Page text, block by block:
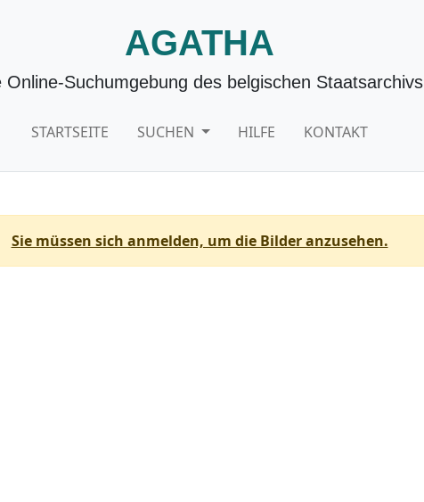
AGATHA
Online-Suchumgebung des belgischen Staatsarchivs
STARTSEITE SUCHEN HILFE KONTAKT
Sie müssen sich anmelden, um die Bilder anzusehen.